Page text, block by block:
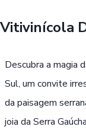
Vitivinícola
Descubra a magia
Sul, um convite
da paisagem
joia da Serra